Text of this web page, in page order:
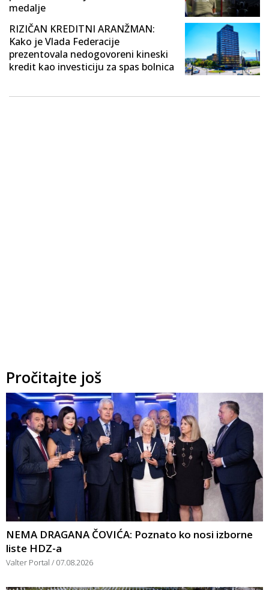
medalje
RIZIČAN KREDITNI ARANŽMAN:
Kako je Vlada Federacije
prezentovala nedogovoreni kineski
kredit kao investiciju za spas bolnica
Pročitajte još
NEMA DRAGANA ČOVIĆA: Poznato ko nosi izborne
liste HDZ-a
Valter Portal 07.08.2026